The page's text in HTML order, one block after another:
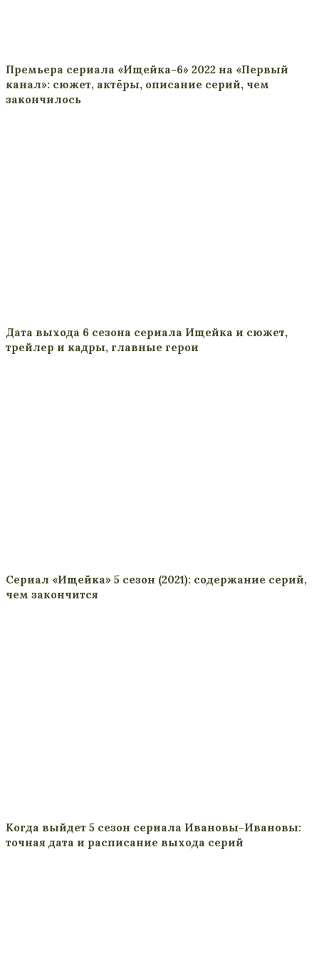
Премьера сериала «Ищейка-6» 2022 на «Первый
канал»: сюжет, актёры, описание серий, чем
закончилось
Дата выхода 6 сезона сериала Ищейка и сюжет,
трейлер и кадры, главные герои
Сериал «Ищейка» 5 сезон (2021): содержание серий,
чем закончится
Когда выйдет 5 сезон сериала Ивановы-Ивановы:
точная дата и расписание выхода серий